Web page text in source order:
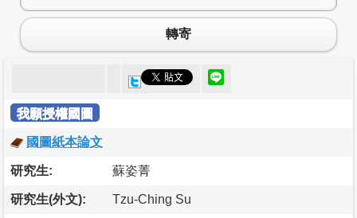
轉寄
我願授權國圖
國圖紙本論文
研究生: 蘇姿菁
研究生(外文): Tzu-Ching Su